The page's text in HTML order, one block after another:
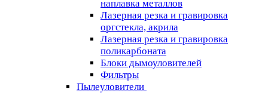
наплавка металлов
Лазерная резка и гравировка
оргстекла, акрила
Лазерная резка и гравировка
поликарбоната
Блоки дымоуловителей
Фильтры
Пылеуловители